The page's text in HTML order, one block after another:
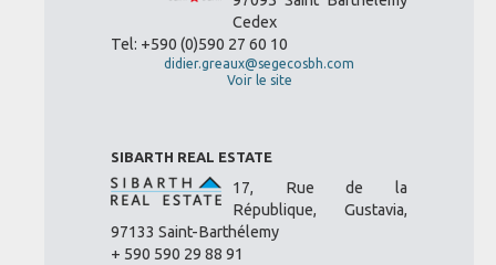
Cedex
Tel: +590 (0)590 27 60 10
didier.greaux@segecosbh.com
Voir le site
SIBARTH REAL ESTATE
17, Rue de la
République, Gustavia,
97133 Saint-Barthélemy
+ 590 590 29 88 91